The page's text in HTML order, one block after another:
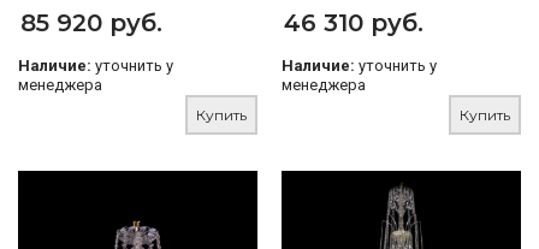
85 920 руб.
Наличие: уточнить у
менеджера
Купить
46 310 руб.
Наличие: уточнить у
менеджера
Купить